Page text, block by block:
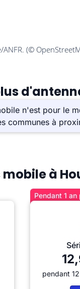
n'est pour le
communes à
à
Pendant 1
pendant